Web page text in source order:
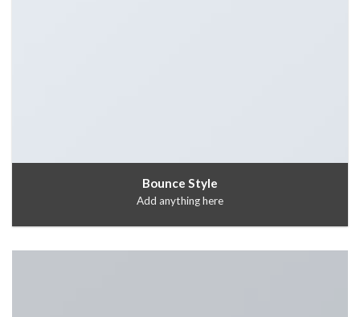
Bounce Style
Add anything here